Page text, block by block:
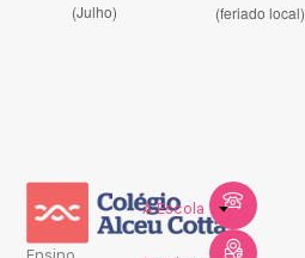
(Julho)
(feriado local)
A Escola